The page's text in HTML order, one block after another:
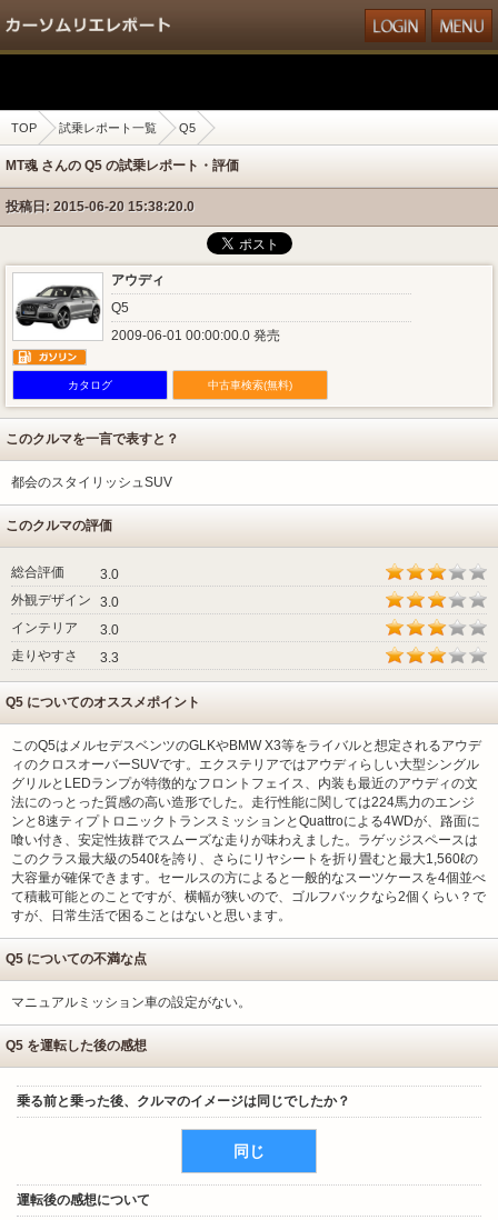
TOP 試乗レポート一覧 Q5
MT魂 さんの Q5 の試乗レポート・評価
投稿日: 2015-06-20 15:38:20.0
アウディ
Q5
2009-06-01 00:00:00.0 発売
カタログ 中古車検索(無料)
このクルマを一言で表すと？
都会のスタイリッシュSUV
このクルマの評価
総合評価
3.0
外観デザイン
3.0
インテリア
3.0
走りやすさ
3.3
Q5 についてのオススメポイント
このQ5はメルセデスベンツのGLKやBMW X3等をライバルと想定されるアウデ
ィのクロスオーバーSUVです。エクステリアではアウディらしい大型シングル
グリルとLEDランプが特徴的なフロントフェイス、内装も最近のアウディの文
法にのっとった質感の高い造形でした。走行性能に関しては224馬力のエンジ
ンと8速ティプトロニックトランスミッションとQuattroによる4WDが、路面に
喰い付き、安定性抜群でスムーズな走りが味わえました。ラゲッジスペースは
このクラス最大級の540ℓを誇り、さらにリヤシートを折り畳むと最大1,560ℓの
大容量が確保できます。セールスの方によると一般的なスーツケースを4個並べ
て積載可能とのことですが、横幅が狭いので、ゴルフバックなら2個くらい？で
すが、日常生活で困ることはないと思います。
Q5 についての不満な点
マニュアルミッション車の設定がない。
Q5 を運転した後の感想
乗る前と乗った後、クルマのイメージは同じでしたか？
同じ
運転後の感想について